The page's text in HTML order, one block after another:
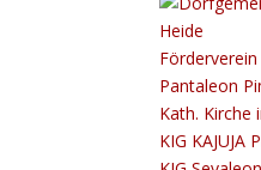
Heide
Pantaleon
Kath. Kirche
KIG K​​​​​AJUJA